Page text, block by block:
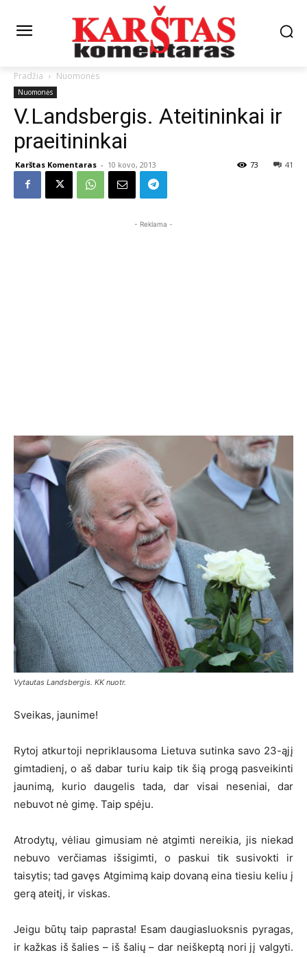
Pradžia Nuomonės
Nuomonės
V.Landsbergis. Ateitininkai ir
praeitininkai
Karštas Komentaras - 10 kovo, 2013 41
73
- Reklama -
Vytautas Landsbergis. KK nuotr.
Sveikas, jaunime!
Rytoj atkurtoji nepriklausoma Lietuva sutinka savo 23-ąjį
gimtadienį, o aš dabar turiu kaip tik šią progą pasveikinti
jaunimą, kurio daugelis tada, dar visai neseniai, dar
nebuvot nė gimę. Taip spėju.
Atrodytų, vėliau gimusiam nė atgimti nereikia, jis niekad
nebuvo verčiamas išsigimti, o paskui tik susivokti ir
taisytis; tad gavęs Atgimimą kaip dovaną eina tiesiu keliu į
gerą ateitį, ir viskas.
Jeigu būtų taip paprasta! Esam daugiasluoksnis pyragas,
ir kažkas iš šalies – iš šalių – dar neiškeptą nori jį valgyti.